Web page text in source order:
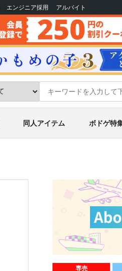
エンジニア採用 アルバイト
同人アイテム ボドゲ特
専売